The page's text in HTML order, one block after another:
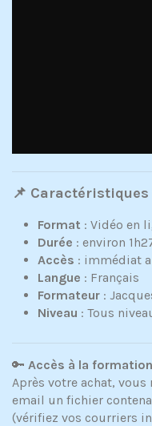
📌
Format : Vidéo en
Durée : environ
Accès : immédiat
Langue : Français
Formateur :
Niveau : Tous
🔑 Accès à la formation
Après votre achat,
email un fichier
(vérifiez vos courriers